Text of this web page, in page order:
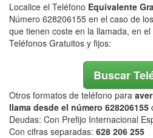
Localice el Teléfono Equivalente
Número 628206155 en el caso de
que tienen coste en la llamada, en
Teléfonos Gratuitos y fijos:
Buscar
Otros formatos de teléfono para
llama desde el número 628206155
Deudas: Con Prefijo Internacional
Con cifras separadas: 628 206 255